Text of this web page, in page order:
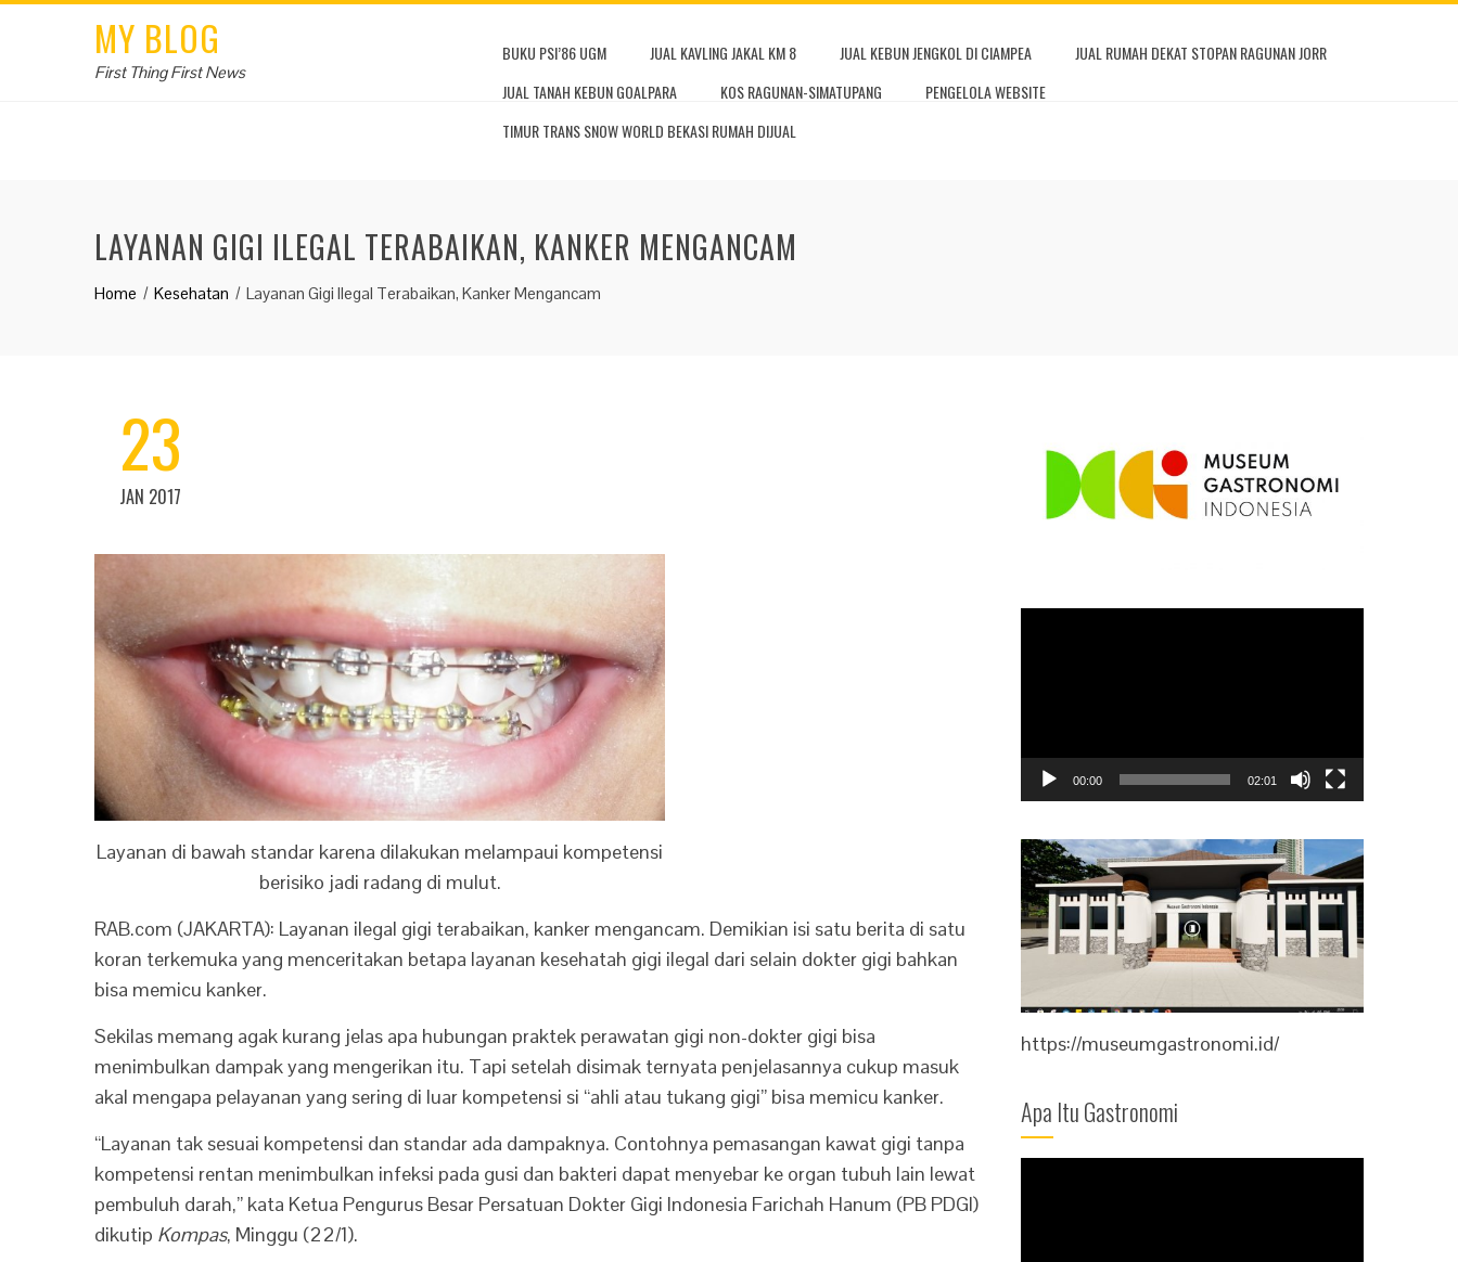
MY BLOG
First Thing First News
BUKU PSI’86 UGM JUAL KAVLING JAKAL KM 8 JUAL KEBUN JENGKOL DI CIAMPEA
JUAL RUMAH DEKAT STOPAN RAGUNAN JORR
JUAL TANAH KEBUN GOALPARA
KOS RAGUNAN-SIMATUPANG
PENGELOLA WEBSITE
TIMUR TRANS SNOW WORLD BEKASI RUMAH DIJUAL
LAYANAN GIGI ILEGAL TERABAIKAN, KANKER MENGANCAM
Home Kesehatan Layanan Gigi Ilegal Terabaikan, Kanker Mengancam
23
JAN 2017
Layanan di bawah standar karena dilakukan melampaui kompetensi
berisiko jadi radang di mulut.
RAB.com (JAKARTA): Layanan ilegal gigi terabaikan, kanker mengancam. Demikian isi satu berita di satu
koran terkemuka yang menceritakan betapa layanan kesehatah gigi ilegal dari selain dokter gigi bahkan
bisa memicu kanker.
Sekilas memang agak kurang jelas apa hubungan praktek perawatan gigi non-dokter gigi bisa
menimbulkan dampak yang mengerikan itu. Tapi setelah disimak ternyata penjelasannya cukup masuk
akal mengapa pelayanan yang sering di luar kompetensi si “ahli atau tukang gigi” bisa memicu kanker.
“Layanan tak sesuai kompetensi dan standar ada dampaknya. Contohnya pemasangan kawat gigi tanpa
kompetensi rentan menimbulkan infeksi pada gusi dan bakteri dapat menyebar ke organ tubuh lain lewat
pembuluh darah,” kata Ketua Pengurus Besar Persatuan Dokter Gigi Indonesia Farichah Hanum (PB PDGI)
dikutip Kompas, Minggu (22/1).
00:00 02:01
https://museumgastronomi.id/
Apa Itu Gastronomi